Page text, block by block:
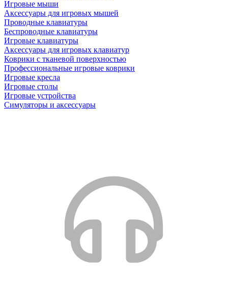
Игровые мыши
Аксессуары для игровых мышей
Проводные клавиатуры
Беспроводные клавиатуры
Игровые клавиатуры
Аксессуары для игровых клавиатур
Коврики с тканевой поверхностью
Профессиональные игровые коврики
Игровые кресла
Игровые столы
Игровые устройства
Симуляторы и аксессуары